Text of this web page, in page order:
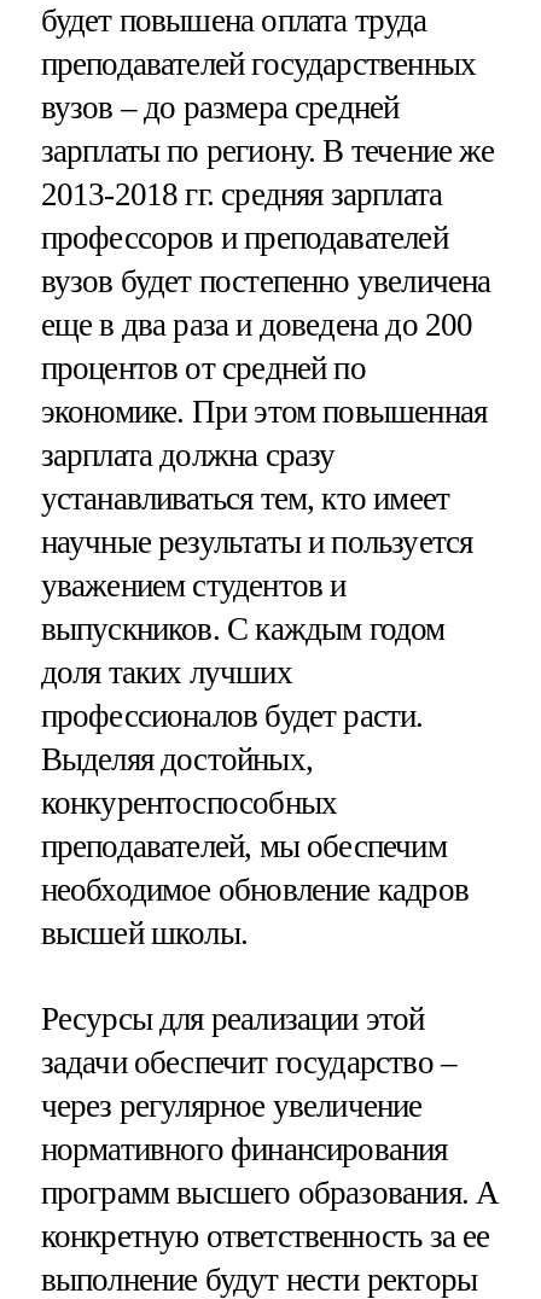
будет повышена оплата труда
преподавателей государственных
вузов – до размера средней
зарплаты по региону. В течение же
2013-2018 гг. средняя зарплата
профессоров и преподавателей
вузов будет постепенно увеличена
еще в два раза и доведена до 200
процентов от средней по
экономике. При этом повышенная
зарплата должна сразу
устанавливаться тем, кто имеет
научные результаты и пользуется
уважением студентов и
выпускников. С каждым годом
доля таких лучших
профессионалов будет расти.
Выделяя достойных,
конкурентоспособных
преподавателей, мы обеспечим
необходимое обновление кадров
высшей школы.
Ресурсы для реализации этой
задачи обеспечит государство –
через регулярное увеличение
нормативного финансирования
программ высшего образования. А
конкретную ответственность за ее
выполнение будут нести ректоры